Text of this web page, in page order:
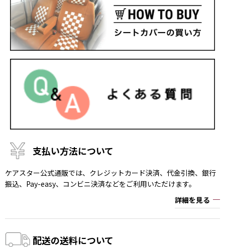
支払い方法について
ケアスター公式通販では、クレジットカード決済、代金引換、銀行
振込、Pay-easy、コンビニ決済などをご利用いただけます。
詳細を見る
配送の送料について